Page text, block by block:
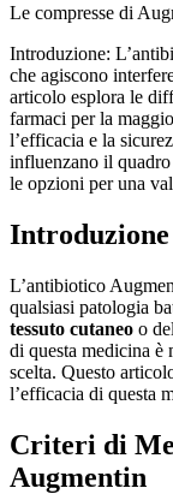
Le compresse di
Introduzione:
che agiscono
articolo esplora le
farmaci per la
l’efficacia e la
influenzano il
le opzioni per una
L’antibiotico
qualsiasi patologia
tessuto cutaneo o
di questa medicina è
scelta. Questo
l’efficacia di questa
Criteri di
Augmentin